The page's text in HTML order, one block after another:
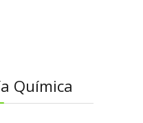
Química